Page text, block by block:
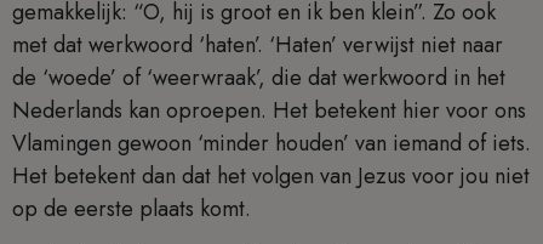
gemakkelijk: “O, hij is groot en ik ben klein”. Zo ook
met dat werkwoord ‘haten’. ‘Haten’ verwijst niet naar
de ‘woede’ of ‘weerwraak’, die dat werkwoord in het
Nederlands kan oproepen. Het betekent hier voor ons
Vlamingen gewoon ‘minder houden’ van iemand of iets.
Het betekent dan dat het volgen van Jezus voor jou niet
op de eerste plaats komt.